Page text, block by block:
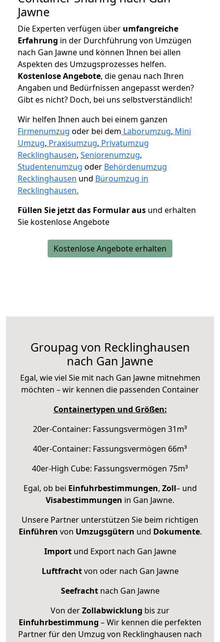
Jawne
Die Experten verfügen über umfangreiche
Erfahrung in der Durchführung von Umzügen
nach Gan Jawne und können Ihnen bei allen
Aspekten des Umzugsprozesses helfen.
Kostenlose Angebote, die genau nach Ihren
Angaben und Bedürfnissen angepasst werden?
Gibt es nicht? Doch, bei uns selbstverständlich!
Wir helfen Ihnen auch bei einem ganzen
Firmenumzug oder bei dem Laborumzug, Mini
Umzug, Praxisumzug, Privatumzug
Recklinghausen, Seniorenumzug,
Studentenumzug oder Behördenumzug
Recklinghausen und Büroumzug in
Recklinghausen.
Füllen Sie jetzt das Formular aus und erhalten
Sie kostenlose Angebote
Kostenlose Angebote erhalten
Groupag von Recklinghausen
nach Gan Jawne
Egal, wie viel Sie mit nach Gan Jawne mitnehmen
möchten – wir kennen die passenden Container
Containertypen und Größen:
20er-Container: Fassungsvermögen 31m³
40er-Container: Fassungsvermögen 66m³
40er-High Cube: Fassungsvermögen 75m³
Egal, ob bei Einfuhrbestimmungen, Zoll– und
Visabestimmungen in Gan Jawne.
Unsere Partner unterstützen Sie beim richtigen
Einführen von Umzugsgütern und Dokumente.
Importund Export nach Gan Jawne
Luftfrachtvon oder nach Gan Jawne
Seefrachtnach Gan Jawne
Von derZollabwicklung bis zur
Einfuhrbestimmung – Wir kennen die perfekten
Partner für den Umzug von Recklinghausen nach